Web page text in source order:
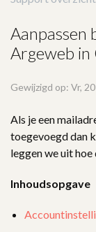
Aanpassen
Argeweb
Gewijzigd op: Vr,
Als je een
toegevoegd dan
leggen we uit hoe
Inhoudsopgave